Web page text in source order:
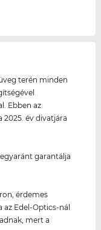
terén minden
Ebben az
2025. év divatjára
garantálja
érdemes
az Edel-Optics-nál
mert a